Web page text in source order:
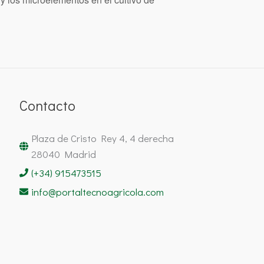
Contacto
Plaza de Cristo Rey 4, 4 derecha
28040 Madrid
(+34) 915473515
info@portaltecnoagricola.com